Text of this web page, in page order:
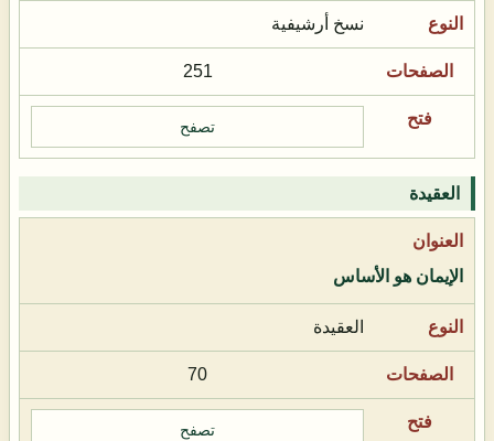
نسخ أرشيفية
251
تصفح
العقيدة
الإيمان هو الأساس
العقيدة
70
تصفح